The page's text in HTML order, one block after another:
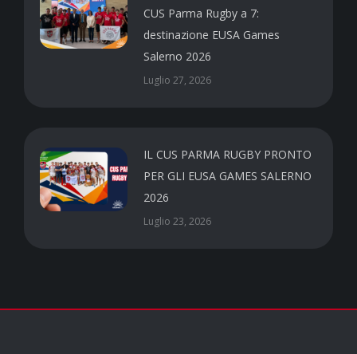
CUS Parma Rugby a 7:
destinazione EUSA Games
Salerno 2026
Luglio 27, 2026
IL CUS PARMA RUGBY PRONTO
PER GLI EUSA GAMES SALERNO
2026
Luglio 23, 2026